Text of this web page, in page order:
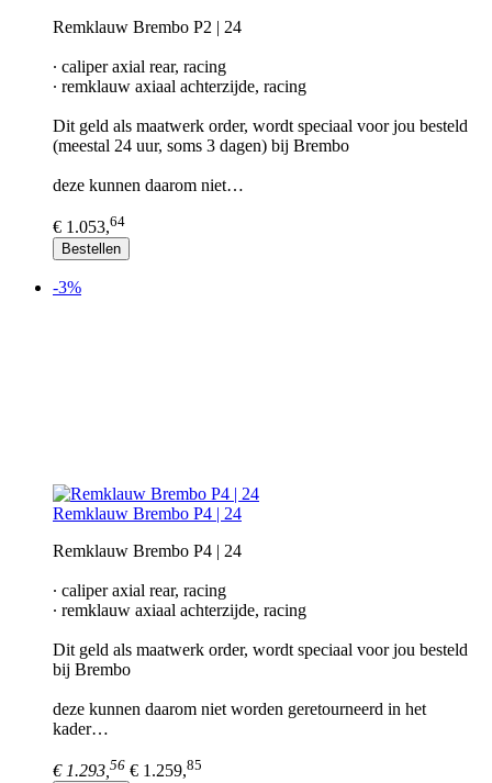
Remklauw Brembo P2 | 24
∙ caliper axial rear, racing
∙ remklauw axiaal achterzijde, racing
Dit geld als maatwerk order, wordt speciaal voor jou besteld
(meestal 24 uur, soms 3 dagen) bij Brembo
deze kunnen daarom niet…
€ 1.053,64
Bestellen
-3%
Remklauw Brembo P4 | 24
Remklauw Brembo P4 | 24
∙ caliper axial rear, racing
∙ remklauw axiaal achterzijde, racing
Dit geld als maatwerk order, wordt speciaal voor jou besteld
bij Brembo
deze kunnen daarom niet worden geretourneerd in het
kader…
€ 1.293, 56 € 1.259,85